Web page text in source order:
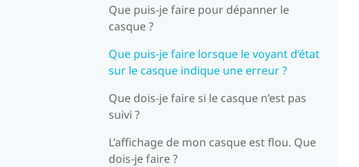
Que puis-je faire pour dépanner le
casque ?
Que puis-je faire lorsque le voyant d’état
sur le casque indique une erreur ?
Que dois-je faire si le casque n’est pas
suivi ?
L’affichage de mon casque est flou. Que
dois-je faire ?